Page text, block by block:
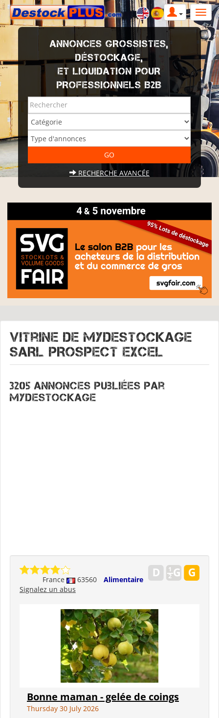
ANNONCES GROSSISTES,
DÉSTOCKAGE,
ET LIQUIDATION POUR
PROFESSIONNELS B2B
RECHERCHE AVANCÉE
Vitrine de MYDESTOCKAGE
SARL PROSPECT EXCEL
3205 annonces publiées par
Mydestockage
France 63560
Alimentaire
Signalez un abus
Bonne maman - gelée de coings
Thursday 30 July 2026